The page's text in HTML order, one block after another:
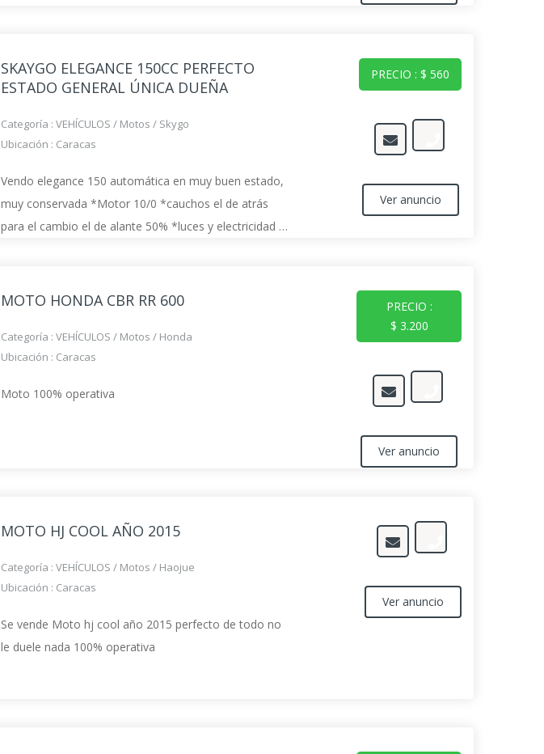
PRECIO : $ 560
Ver anuncio
SKAYGO ELEGANCE 150CC PERFECTO
ESTADO GENERAL ÚNICA DUEÑA
Categoría : VEHÍCULOS / Motos / Skygo
Ubicación : Caracas
Vendo elegance 150 automática en muy buen estado,
muy conservada *Motor 10/0 *cauchos el de atrás
para el cambio el de alante 50% *luces y electricidad al
PRECIO :
$ 3.200
Ver anuncio
MOTO HONDA CBR RR 600
Categoría : VEHÍCULOS / Motos / Honda
Ubicación : Caracas
Moto 100% operativa
Ver anuncio
MOTO HJ COOL AÑO 2015
Categoría : VEHÍCULOS / Motos / Haojue
Ubicación : Caracas
Se vende Moto hj cool año 2015 perfecto de todo no
le duele nada 100% operativa